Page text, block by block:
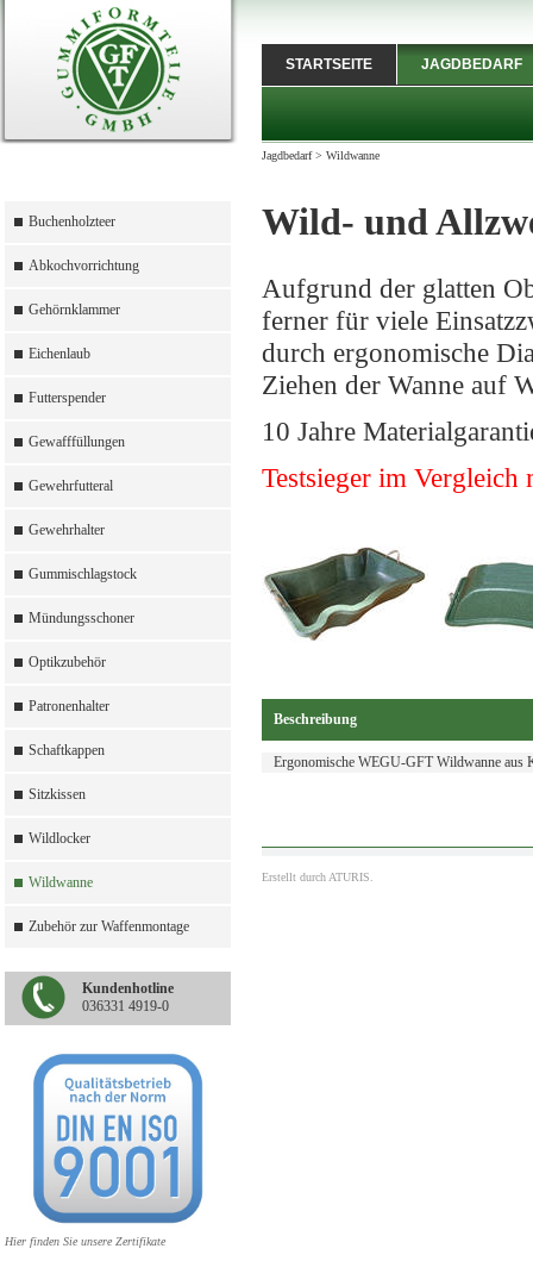
Buchenholzteer
Abkochvorrichtung
Gehörnklammer
Eichenlaub
Futterspender
Gewafffüllungen
Gewehrfutteral
Gewehrhalter
Gummischlagstock
Mündungsschoner
Optikzubehör
Patronenhalter
Schaftkappen
Sitzkissen
Wildlocker
Wildwanne
Zubehör zur Waffenmontage
Kundenhotline
036331 4919-0
Hier finden Sie unsere Zertifikate
STARTSEITE JAGDBEDARF
Jagdbedarf> Wildwanne
Wild- und
Aufgrund der glatten
ferner für viele
durch ergonomische
Ziehen der Wanne auf
10 Jahre
Testsieger im
Beschreibung
Ergonomische WEGU-GFT Wildwanne aus
Erstellt durch ATURIS.